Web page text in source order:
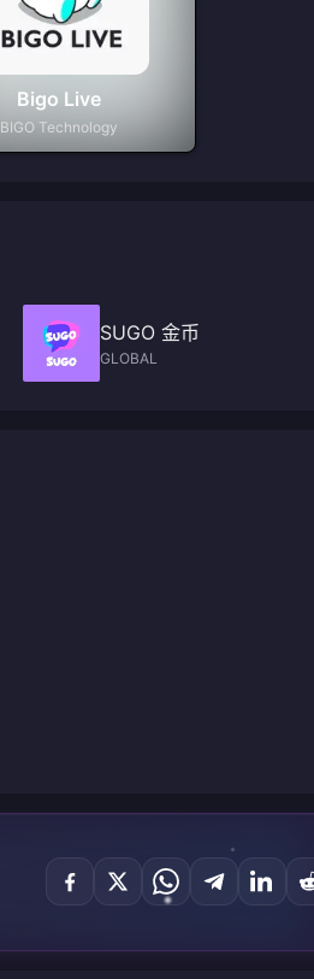
Bigo Live
BIGO Technology
SUGO 金币
GLOBAL